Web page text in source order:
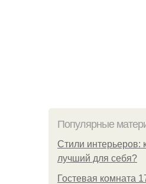
Популярные
Стили интерьеров:
лучший для себя?
Гостевая комната